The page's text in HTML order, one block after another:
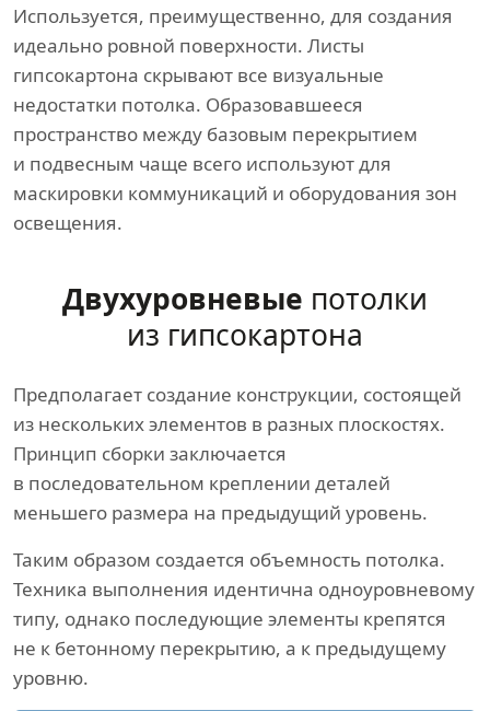
Используется, преимущественно, для создания
идеально ровной поверхности. Листы
гипсокартона скрывают все визуальные
недостатки потолка. Образовавшееся
пространство между базовым перекрытием
и подвесным чаще всего используют для
маскировки коммуникаций и оборудования зон
освещения.
Двухуровневые потолки
из гипсокартона
Предполагает создание конструкции, состоящей
из нескольких элементов в разных плоскостях.
Принцип сборки заключается
в последовательном креплении деталей
меньшего размера на предыдущий уровень.
Таким образом создается объемность потолка.
Техника выполнения идентична одноуровневому
типу, однако последующие элементы крепятся
не к бетонному перекрытию, а к предыдущему
уровню.